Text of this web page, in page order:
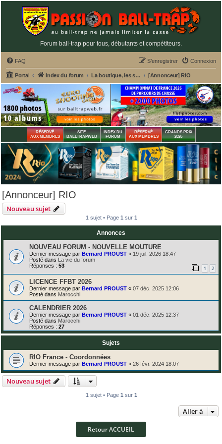
Forum ball-trap pour tous, débutants et compétiteurs.
FAQ Connexion
S’enregistrer
Portal Index du forum La boutique, les services et annonceurs PASSION BALL-TRAP [Annonceur] RIO
RÉSERVÉ
AUX MEMBRES
SITE
BALLTRAPWEB
INDEX DU
FORUM
RÉSERVÉ
AUX MEMBRES
GRANDS PRIX
2026
[Annonceur] RIO
Nouveau sujet
1 sujet • Page 1 sur 1
Annonces
NOUVEAU FORUM - NOUVELLE MOUTURE
Dernier message par Bernard PROUST « 19 juil. 2026 18:47
Posté dans La vie du forum
Réponses : 53 1 2
LICENCE FFBT 2026
Dernier message par Bernard PROUST « 07 déc. 2025 12:06
Posté dans Marocchi
CALENDRIER 2026
Dernier message par Bernard PROUST « 01 déc. 2025 12:37
Posté dans Marocchi
Réponses : 27
Sujets
RIO France - Coordonnées
Dernier message par Bernard PROUST « 26 févr. 2024 18:07
Nouveau sujet
1 sujet • Page 1 sur 1
Aller à
Retour ACCUEIL